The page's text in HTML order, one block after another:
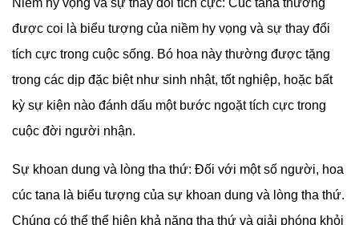
Bó hoa cúc tana, còn được biết đến như hoa cúc
Tanacetum, thường mang trong mình một sự tượng trưng
Tinh khiết và trong trắng: Hoa cúc tana, với màu trắng tinh